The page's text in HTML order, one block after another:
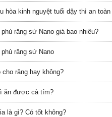
hòa kinh nguyệt tuổi dậy thì an toàn
răng sứ Nano giá bao nhiêu?
răng sứ Nano
răng hay không?
ăn được cà tím?
là gì? Có tốt không?